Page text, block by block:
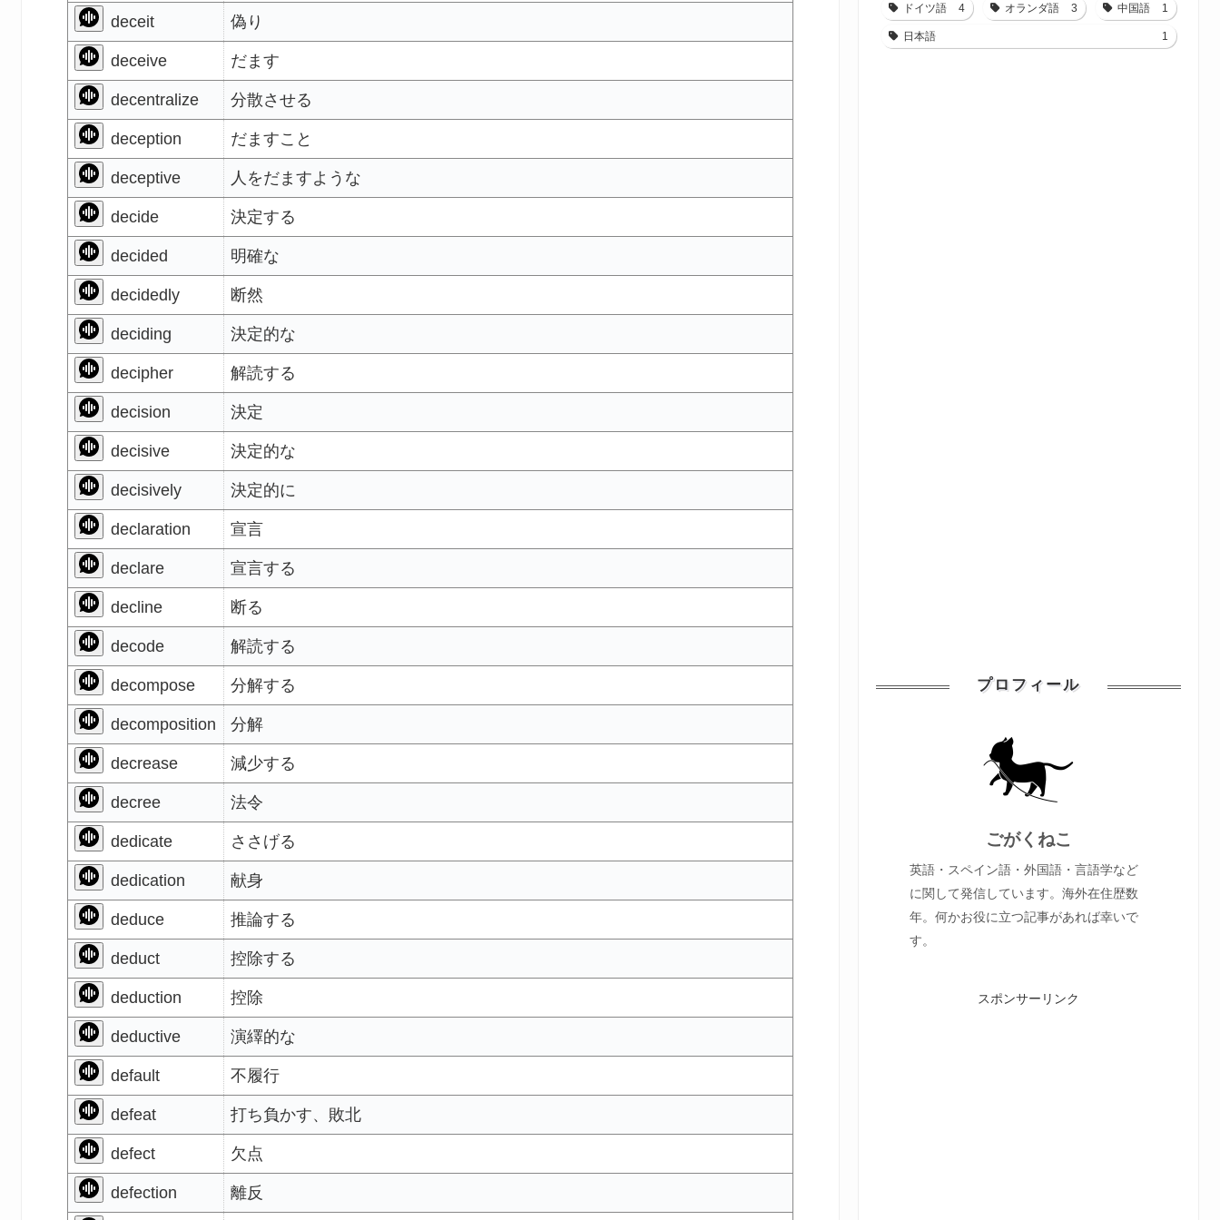
deceit 偽り
deceive だます
decentralize 分散させる
deception だますこと
deceptive 人をだますような
decide 決定する
decided 明確な
decidedly 断然
deciding 決定的な
decipher 解読する
decision 決定
decisive 決定的な
decisively 決定的に
declaration 宣言
declare 宣言する
decline 断る
decode 解読する
decompose 分解する
decomposition 分解
decrease 減少する
decree 法令
dedicate ささげる
dedication 献身
deduce 推論する
deduct 控除する
deduction 控除
deductive 演繹的な
default 不履行
defeat 打ち負かす、敗北
defect 欠点
defection 離反
ドイツ語 4 オランダ語 3 中国語 1
日本語 1
プロフィール
ごがくねこ
英語・スペイン語・外国語・言語学など
に関して発信しています。海外在住歴数
年。何かお役に立つ記事があれば幸いで
す。
スポンサーリンク